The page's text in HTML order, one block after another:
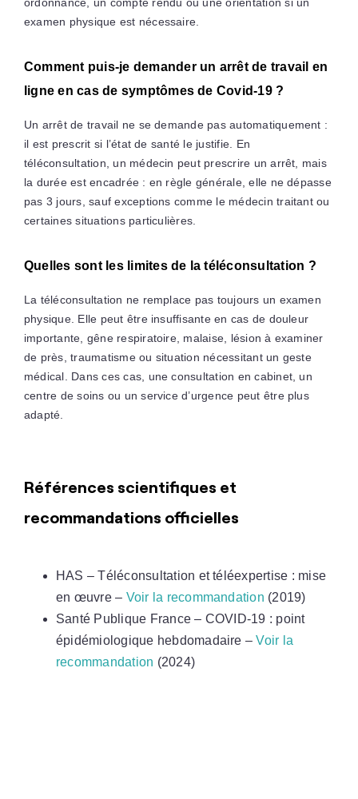
examen physique est nécessaire.
Comment puis-je demander un arrêt de travail en
ligne en cas de symptômes de Covid-19 ?
Un arrêt de travail ne se demande pas automatiquement :
il est prescrit si l’état de santé le justifie. En
téléconsultation, un médecin peut prescrire un arrêt, mais
la durée est encadrée : en règle générale, elle ne dépasse
pas 3 jours, sauf exceptions comme le médecin traitant ou
certaines situations particulières.
Quelles sont les limites de la téléconsultation ?
La téléconsultation ne remplace pas toujours un examen
physique. Elle peut être insuffisante en cas de douleur
importante, gêne respiratoire, malaise, lésion à examiner
de près, traumatisme ou situation nécessitant un geste
médical. Dans ces cas, une consultation en cabinet, un
centre de soins ou un service d’urgence peut être plus
adapté.
Références scientifiques et
recommandations officielles
HAS – Téléconsultation et téléexpertise : mise
en œuvre – Voir la recommandation (2019)
Santé Publique France – COVID-19 : point
épidémiologique hebdomadaire –Voir la
recommandation (2024)